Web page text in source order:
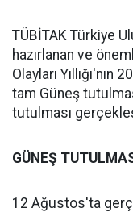
TÜBİTAK Türkiye
hazırlanan ve
Olayları
tam Güneş
tutulması
GÜNEŞ
12 Ağustos'ta